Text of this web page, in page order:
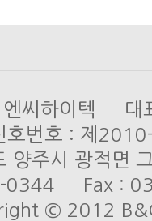
엔씨하이텍
호번호 : 제
양주시 광적
0344 Fax :
© 2012